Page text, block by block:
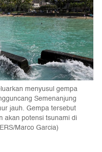
menyusul gempa
Semenanjung
jauh. Gempa tersebut
akan potensi tsunami di
Marco Garcia)